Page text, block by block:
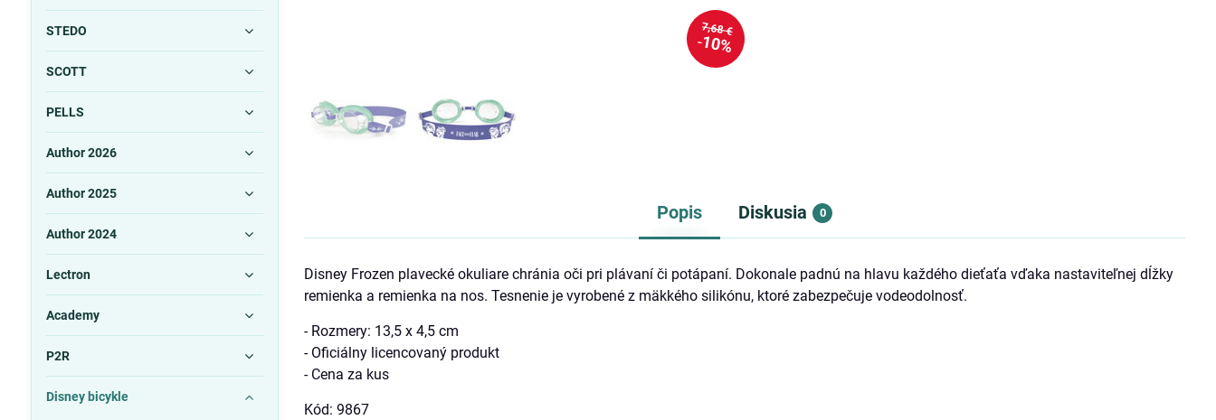
7,68 €
10%
Popis Diskusia 0
Disney Frozen plavecké okuliare chránia oči pri plávaní či potápaní. Dokonale padnú na hlavu každého dieťaťa vďaka nastaviteľnej dĺžky
remienka a remienka na nos. Tesnenie je vyrobené z mäkkého silikónu, ktoré zabezpečuje vodeodolnosť.
- Rozmery: 13,5 x 4,5 cm
- Oficiálny licencovaný produkt
- Cena za kus
Kód: 9867
STEDO
SCOTT
PELLS
Author 2026
Author 2025
Author 2024
Lectron
Academy
P2R
Disney bicykle